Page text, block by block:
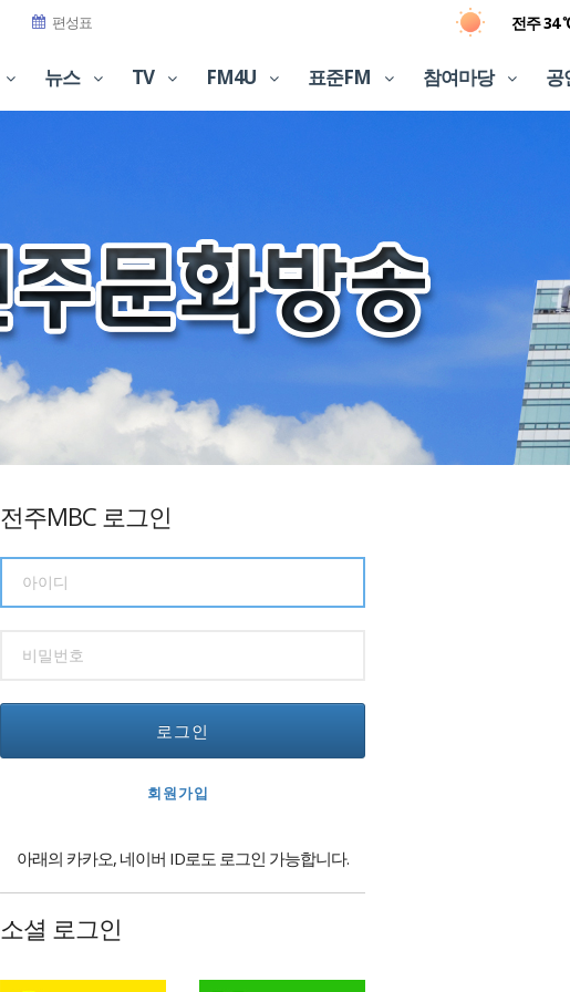
편성표 전주 34
뉴스 TV FM4U 표준FM 참여마당 공
전주MBC 로그인
로그인
회원가입
아래의 카카오, 네이버 ID로도 로그인 가능합니다.
소셜 로그인